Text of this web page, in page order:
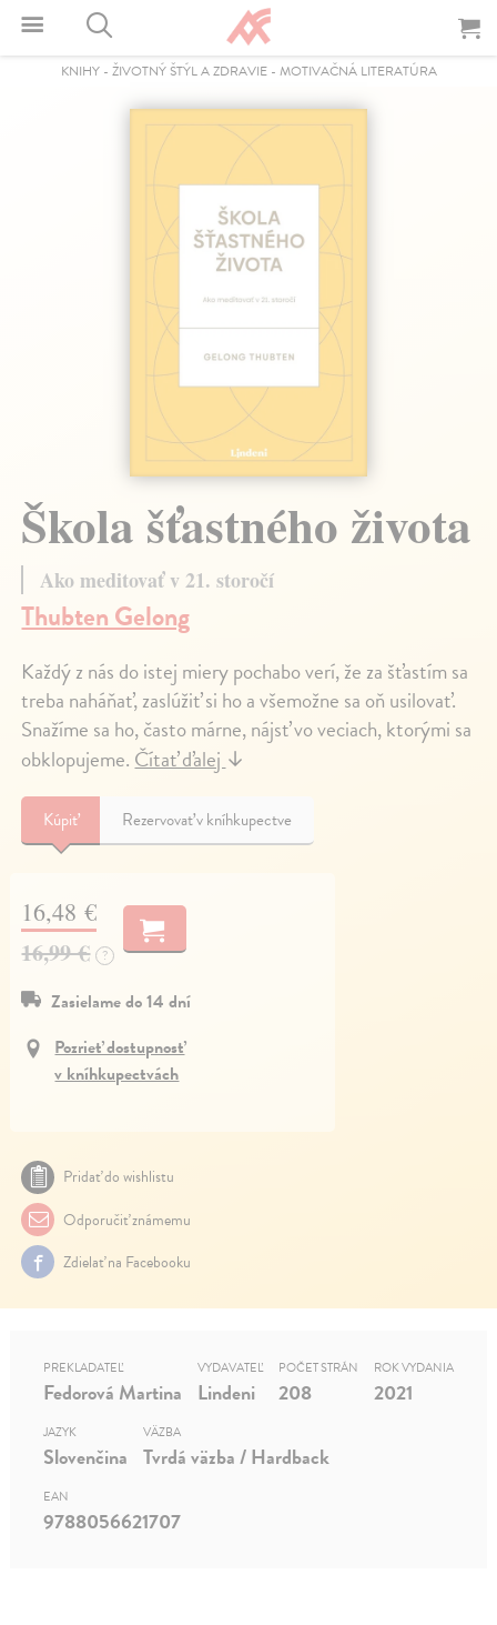
KNIHY- ŽIVOTNÝ ŠTÝL A ZDRAVIE- MOTIVAČNÁ LITERATÚRA
Škola šťastného života
Ako meditovať v 21. storočí
Thubten Gelong
Každý z nás do istej miery pochabo verí, že za šťastím sa
treba naháňať, zaslúžiť si ho a všemožne sa oň usilovať.
Snažíme sa ho, často márne, nájsť vo veciach, ktorými sa
obklopujeme.Čítať ďalej↓
Kúpiť Rezervovať v kníhkupectve
16,48 €
16,99 € ?
Zasielame do 14 dní
Pozrieť dostupnosť
v kníhkupectvách
Pridať do wishlistu
Odporučiť známemu
Zdielať na Facebooku
PREKLADATEĽ
Fedorová Martina
VYDAVATEĽ
Lindeni
POČET STRÁN
208
ROK VYDANIA
2021
JAZYK
Slovenčina
VÄZBA
Tvrdá väzba / Hardback
EAN
9788056621707